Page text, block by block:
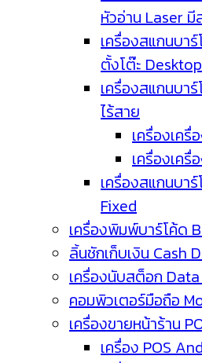
หัวอ่าน Laser มี
เครื่องสแกนบา
ตั้งโต๊ะ Desktop
เครื่องสแกนบา
ไร้สาย
เครื่องเครื่
เครื่องเครื่
เครื่องสแกนบา
Fixed
เครื่องพิมพ์บาร์โค้ด
ลิ้นชักเก็บเงิน Cash
เครื่องนับสต็อก
คอมพิวเตอร์มือถือ
เครื่องขายหน้าร้าน
เครื่อง POS